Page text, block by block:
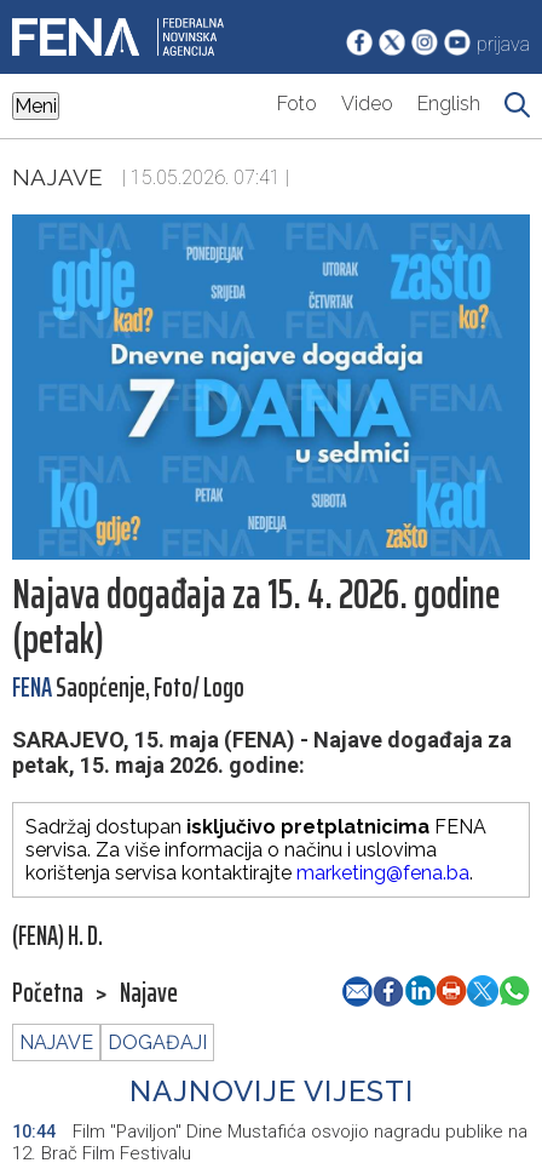
prijava
Meni Foto Video English
NAJAVE | 15.05.2026. 07:41 |
Najava događaja za 15. 4. 2026. godine
(petak)
FENASaopćenje, Foto/ Logo
SARAJEVO, 15. maja (FENA) - Najave događaja za
petak, 15. maja 2026. godine:
Sadržaj dostupan isključivo pretplatnicima FENA
servisa. Za više informacija o načinu i uslovima
korištenja servisa kontaktirajte marketing@fena.ba.
(FENA) H. D.
Početna > Najave
NAJAVE DOGAĐAJI
NAJNOVIJE VIJESTI
10:44
Film "Paviljon" Dine Mustafića osvojio nagradu publike na
12. Brač Film Festivalu